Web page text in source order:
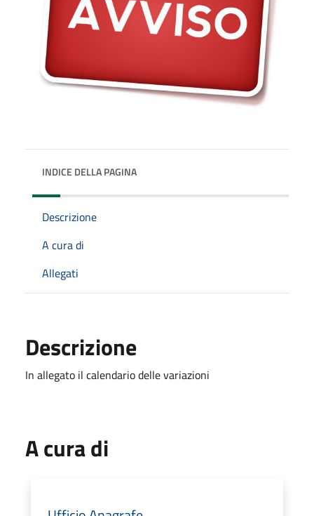
INDICE DELLA PAGINA
Descrizione
A cura di
Allegati
Descrizione
In allegato il calendario delle variazioni
A cura di